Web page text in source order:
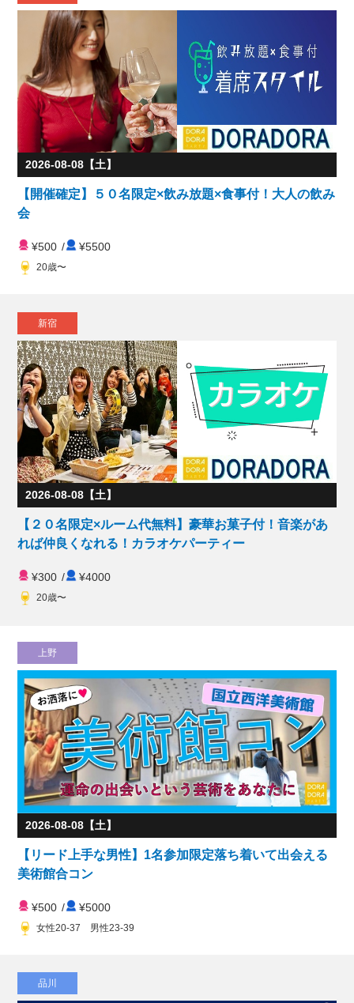
2026-08-08【土】
【開催確定】５０名限定×飲み放題×食事付！大人の飲み
会
¥500 / ¥5500
20歳〜
新宿
2026-08-08【土】
【２０名限定×ルーム代無料】豪華お菓子付！音楽があ
れば仲良くなれる！カラオケパーティー
¥300 / ¥4000
20歳〜
上野
2026-08-08【土】
【リード上手な男性】1名参加限定落ち着いて出会える
美術館合コン
¥500 / ¥5000
女性20-37 男性23-39
品川